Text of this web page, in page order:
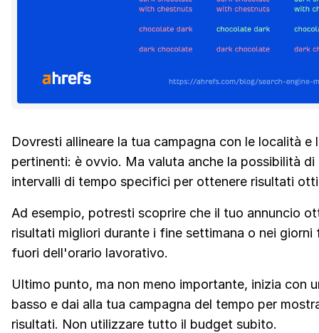
Dovresti allineare la tua campagna con le località e
pertinenti: è ovvio. Ma valuta anche la possibilità di
intervalli di tempo specifici per ottenere risultati
Ad esempio, potresti scoprire che il tuo annuncio
risultati migliori durante i fine settimana o nei giorni
fuori dell'orario lavorativo.
Ultimo punto, ma non meno importante, inizia con
basso e dai alla tua campagna del tempo per
risultati. Non utilizzare tutto il budget subito.